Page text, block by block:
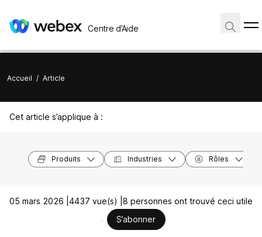
Centre d’Aide
Accueil / Article
Cet article s’applique à :
Produits Industries Rôles
05 mars 2026 | 4437 vue(s) | 8 personnes ont trouvé ceci utile
S’abonner